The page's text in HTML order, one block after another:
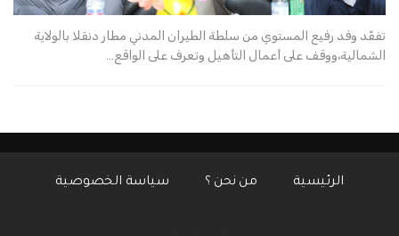
تفقّد وفد رفيع المستوي من سلطة الطيران المدني مطار دنقلا بالولاية
الشمالية،ووقف على أعمال التأهيل وتعرف على الواقع…
الرئيسية من نحن ؟ سياسة الخصوصية